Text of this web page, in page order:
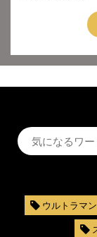
ウルトラマン